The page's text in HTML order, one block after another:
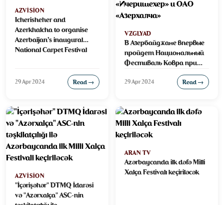
AZVISION
Icherisheher and
Azerkhalcha to organise
Azerbaijan’s inaugural
National Carpet Festival
29 Apr 2024 Read →
VZGLYAD
В Азербайджане впервые
пройдет Национальный
Фестиваль Ковра при
организации Управления
«Ичеришехер» и ОАО
29 Apr 2024 Read →
AZVISION
"İçərişəhər" DTMQ İdarəsi
və "Azərxalça" ASC-nin
ARAN TV
Azərbaycanda ilk dəfə Milli
Xalça Festivalı keçiriləcək